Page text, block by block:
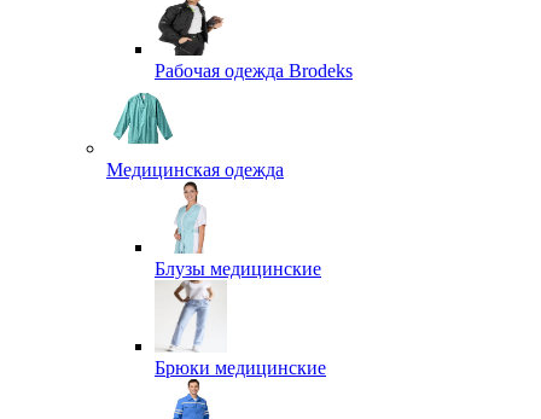
Рабочая одежда Brodeks
Медицинская одежда
Блузы медицинские
Брюки медицинские